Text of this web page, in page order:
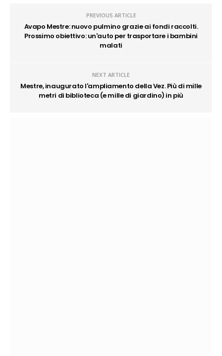
PREVIOUS ARTICLE
Avapo Mestre: nuovo pulmino grazie ai fondi raccolti.
Prossimo obiettivo: un'auto per trasportare i bambini
malati
NEXT ARTICLE
Mestre, inaugurato l'ampliamento della Vez. Più di mille
metri di biblioteca (e mille di giardino) in più